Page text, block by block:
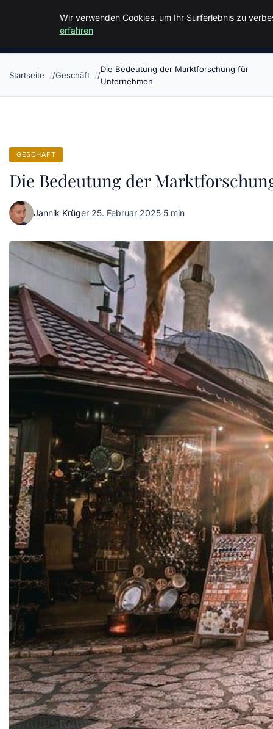
Malzminden
Startseite Geschäft
Die Bedeutung der Marktforschung für
Unternehmen
GESCHÄFT
Die Bedeutung der
Jannik Krüger·25. Februar 2025·5 min
Wir verwenden Cookies, um Ihr Surferlebnis zu
erfahren